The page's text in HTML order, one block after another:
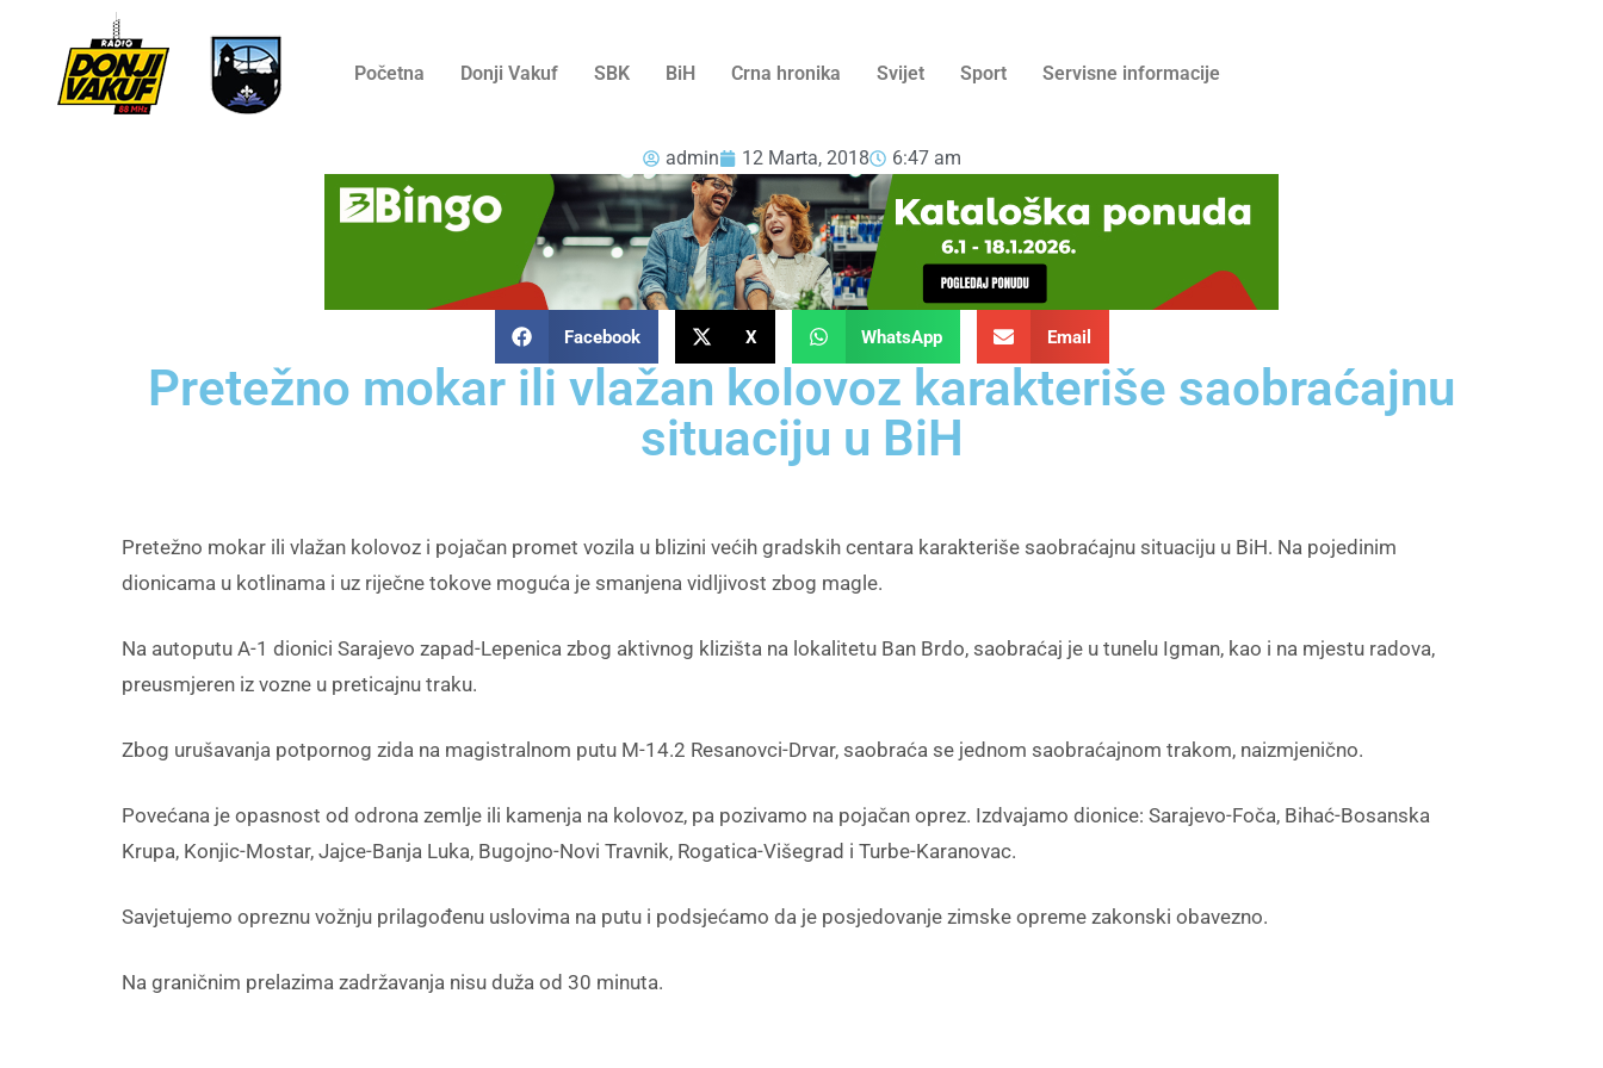
Početna Donji Vakuf SBK BiH Crna hronika Svijet Sport Servisne informacije
admin 12 Marta, 2018 6:47 am
Facebook X WhatsApp Email
Pretežno mokar ili vlažan kolovoz karakteriše saobraćajnu
situaciju u BiH
Pretežno mokar ili vlažan kolovoz i pojačan promet vozila u blizini većih gradskih centara karakteriše saobraćajnu situaciju u BiH. Na pojedinim
dionicama u kotlinama i uz riječne tokove moguća je smanjena vidljivost zbog magle.
Na autoputu A-1 dionici Sarajevo zapad-Lepenica zbog aktivnog klizišta na lokalitetu Ban Brdo, saobraćaj je u tunelu Igman, kao i na mjestu radova,
preusmjeren iz vozne u preticajnu traku.
Zbog urušavanja potpornog zida na magistralnom putu M-14.2 Resanovci-Drvar, saobraća se jednom saobraćajnom trakom, naizmjenično.
Povećana je opasnost od odrona zemlje ili kamenja na kolovoz, pa pozivamo na pojačan oprez. Izdvajamo dionice: Sarajevo-Foča, Bihać-Bosanska
Krupa, Konjic-Mostar, Jajce-Banja Luka, Bugojno-Novi Travnik, Rogatica-Višegrad i Turbe-Karanovac.
Savjetujemo opreznu vožnju prilagođenu uslovima na putu i podsjećamo da je posjedovanje zimske opreme zakonski obavezno.
Na graničnim prelazima zadržavanja nisu duža od 30 minuta.